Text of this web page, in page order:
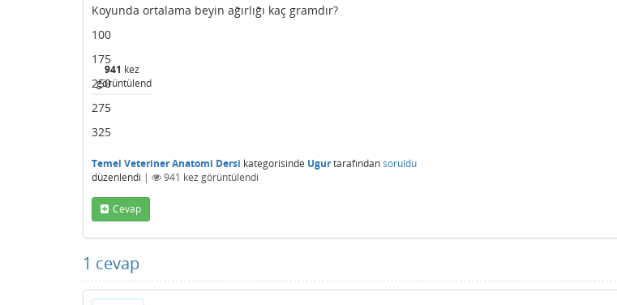
941 kez
görüntülendi
Koyunda ortalama beyin ağırlığı kaç gramdır?
100
175
250
275
325
Temel Veteriner Anatomi Dersi kategorisinde Ugurtarafındansoruldu
düzenlendi | 941 kez görüntülendi
Cevap
1 cevap